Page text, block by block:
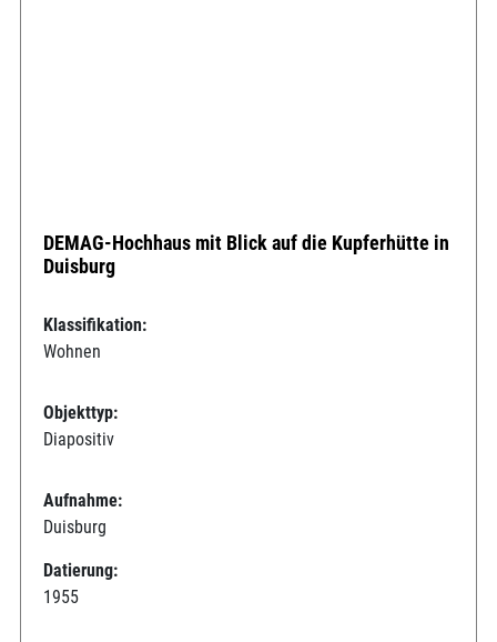
DEMAG-Hochhaus mit Blick auf die Kupferhütte in
Duisburg
Klassifikation:
Wohnen
Objekttyp:
Diapositiv
Aufnahme:
Duisburg
Datierung:
1955